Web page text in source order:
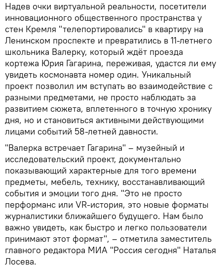
Надев очки виртуальной реальности, посетители
инновационного общественного пространства у
стен Кремля "телепортировались" в квартиру на
Ленинском проспекте и превратились в 11-летнего
школьника Валерку, который ждёт проезда
кортежа Юрия Гагарина, переживая, удастся ли ему
увидеть космонавта номер один. Уникальный
проект позволил им вступать во взаимодействие с
разными предметами, не просто наблюдать за
развитием сюжета, вплетенного в точную хронику
дня, но и становиться активными действующими
лицами событий 58-летней давности.
"Валерка встречает Гагарина" – музейный и
исследовательский проект, документально
показывающий характерные для того времени
предметы, мебель, технику, восстанавливающий
события и эмоции того дня. "Это не просто
перформанс или VR-история, это новые форматы
журналистики ближайшего будущего. Нам было
важно увидеть, как быстро и легко пользователи
принимают этот формат", – отметила заместитель
главного редактора МИА "Россия сегодня" Наталья
Лосева.